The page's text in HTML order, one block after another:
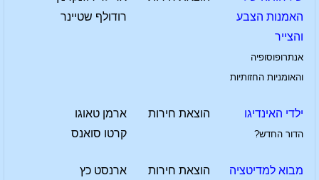
האמנות הצבע
והצייר
אנתרופוסופיה
והאומניות החזותיות
רודולף שטיינר
ילדי האינדיגו
הדור החדש?
הוצאת חירות
ארמן טאוגו
קרטו סואנס
מבוא למדיטציה הוצאת חירות ארנסט כץ